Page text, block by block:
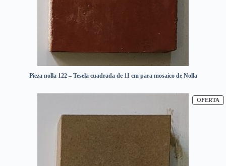
Pieza nolla 122 – Tesela cuadrada de 11 cm para mosaico de Nolla
OFERTA